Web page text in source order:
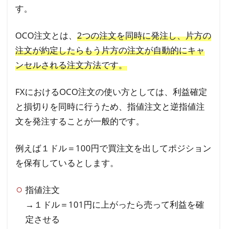
す。
OCO注文とは、 2つの注文を同時に発注し、片方の
注文が約定したらもう片方の注文が自動的にキャ
ンセルされる注文方法です。
FXにおけるOCO注文の使い方としては、利益確定
と損切りを同時に行うため、指値注文と逆指値注
文を発注することが一般的です。
例えば１ドル＝100円で買注文を出してポジション
を保有しているとします。
指値注文
→１ドル＝101円に上がったら売って利益を確
定させる